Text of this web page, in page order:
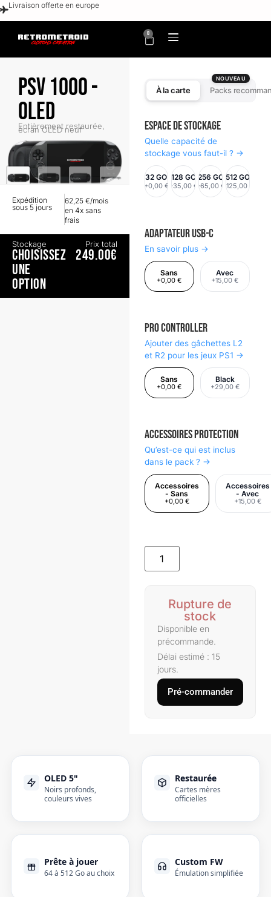
Livraison offerte en europe
0
PSV 1000 -
OLED
Entièrement restaurée,
écran OLED neuf
Expédition
sous 5 jours
62,25 €/mois
en 4x sans
frais
Stockage
CHOISISSEZ
UNE
OPTION
Prix total
249.00€
À la carte Packs
NOUVEAU
Espace de stockage
Quelle capacité de
stockage vous faut-il ? →
32 GO
+0,00 €
128 GO
+35,00 €
256 GO
+65,00 €
512 GO
+125,00 €
Adaptateur USB-C
En savoir plus →
Sans
+0,00 €
Avec
+15,00 €
Pro Controller
Ajouter des gâchettes L2
et R2 pour les jeux PS1 →
Sans
+0,00 €
Black
+29,00 €
Accessoires Protection
Qu’est-ce qui est inclus
dans le pack ? →
Accessoires
- Sans
+0,00 €
Accessoires
- Avec
+15,00 €
Rupture de
stock
Disponible en
précommande.
Délai estimé : 15
jours.
Pré-commander
OLED 5"
Noirs profonds,
couleurs vives
Restaurée
Cartes mères
officielles
Prête à jouer
64 à 512 Go au choix
Custom FW
Émulation simplifiée